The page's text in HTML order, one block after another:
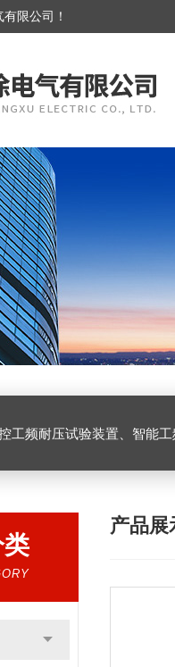
限公司！
耐压试验装置、智能工频耐压试验装置、工频耐压试验装置、工频耐压试验仪
产品展